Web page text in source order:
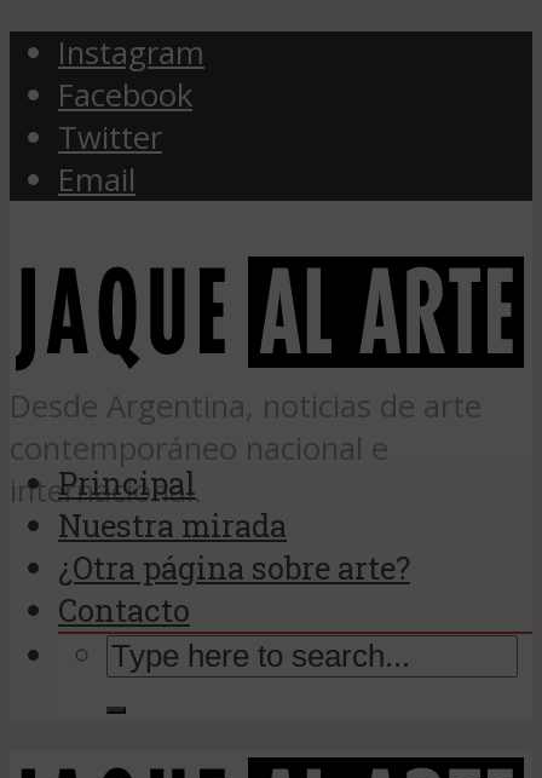
Instagram
Facebook
Twitter
Email
Desde Argentina, noticias de arte
contemporáneo nacional e
internacional.
Principal
Nuestra mirada
¿Otra página sobre arte?
Contacto